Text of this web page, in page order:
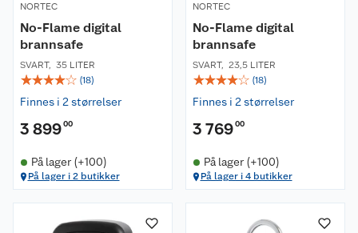
NORTEC
No-Flame digital
brannsafe
SVART, 35 LITER
☆☆☆☆☆ (18)
Finnes i 2 størrelser
3 89900
På lager (+100)
På lager i 2 butikker
NORTEC
No-Flame digital
brannsafe
SVART, 23,5 LITER
☆☆☆☆☆ (18)
Finnes i 2 størrelser
3 76900
På lager (+100)
På lager i 4 butikker